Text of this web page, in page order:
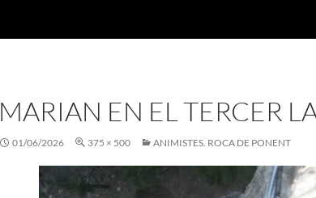
MARIAN EN EL TERCER
01/06/2026 375 × 500 ANIMISTES. ROCA DE PONENT